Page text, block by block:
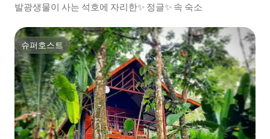
발광생물이 사는 석호에 자리한✨ 정글✨ 속 숙소
슈퍼호스트
슈퍼호스트